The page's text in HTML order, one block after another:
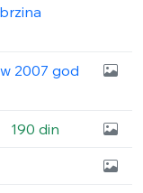
2007 god
190 din